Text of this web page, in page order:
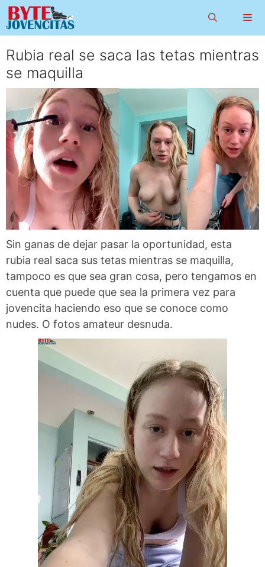
Saltar
al
contenido
Menú
Rubia real se saca las tetas mientras
se maquilla
Sin ganas de dejar pasar la oportunidad, esta
rubia real saca sus tetas mientras se maquilla,
tampoco es que sea gran cosa, pero tengamos en
cuenta que puede que sea la primera vez para
jovencita haciendo eso que se conoce como
nudes. O fotos amateur desnuda.